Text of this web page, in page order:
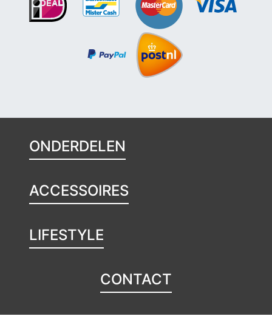
ONDERDELEN
ACCESSOIRES
LIFESTYLE
CONTACT